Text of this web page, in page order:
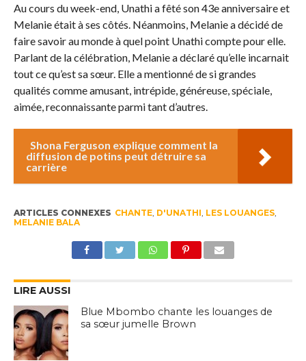
Au cours du week-end, Unathi a fêté son 43e anniversaire et
Melanie était à ses côtés. Néanmoins, Melanie a décidé de
faire savoir au monde à quel point Unathi compte pour elle.
Parlant de la célébration, Melanie a déclaré qu’elle incarnait
tout ce qu’est sa sœur. Elle a mentionné de si grandes
qualités comme amusant, intrépide, généreuse, spéciale,
aimée, reconnaissante parmi tant d’autres.
Shona Ferguson explique comment la
diffusion de potins peut détruire sa
carrière
ARTICLES CONNEXES CHANTE, D'UNATHI LES LOUANGES,
MELANIE BALA
LIRE AUSSI
Blue Mbombo chante les louanges de
sa sœur jumelle Brown